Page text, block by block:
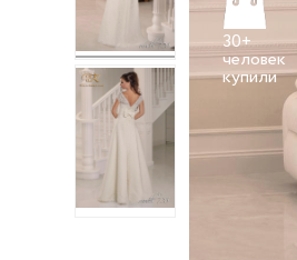
30+
человек
купили